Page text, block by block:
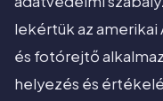
lekértük az
és fotórejtő
helyezés és